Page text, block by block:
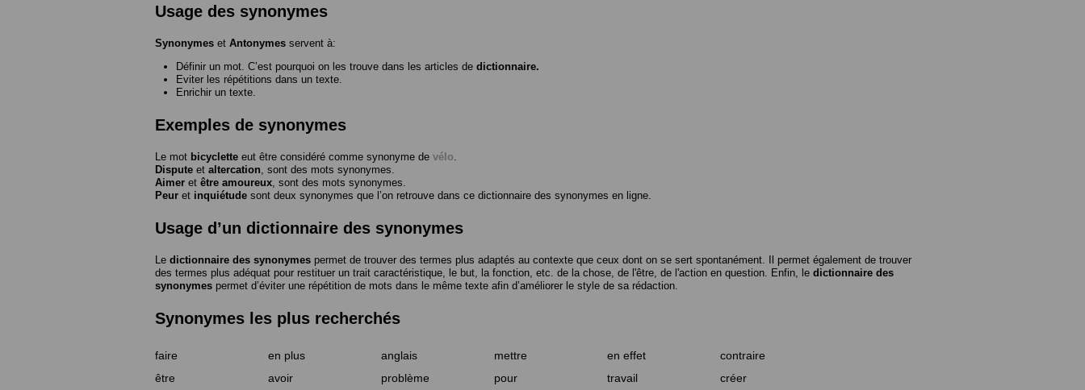
Usage des synonymes
Synonymes et Antonymes servent à:
Définir un mot. C’est pourquoi on les trouve dans les articles de dictionnaire.
Eviter les répétitions dans un texte.
Enrichir un texte.
Exemples de synonymes
Le mot bicyclette eut être considéré comme synonyme de vélo.
Dispute et altercation, sont des mots synonymes.
Aimer et être amoureux, sont des mots synonymes.
Peur et inquiétude sont deux synonymes que l’on retrouve dans ce dictionnaire des synonymes en ligne.
Usage d’un dictionnaire des synonymes
Le dictionnaire des synonymes permet de trouver des termes plus adaptés au contexte que ceux dont on se sert spontanément. Il permet également de trouver
des termes plus adéquat pour restituer un trait caractéristique, le but, la fonction, etc. de la chose, de l'être, de l'action en question. Enfin, le dictionnaire des
synonymes permet d’éviter une répétition de mots dans le même texte afin d’améliorer le style de sa rédaction.
Synonymes les plus recherchés
faire en plus anglais mettre en effet
contraire
être
avoir problème pour travail créer